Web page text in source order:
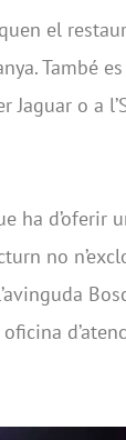
el
També
o a
ha d’oferir
no